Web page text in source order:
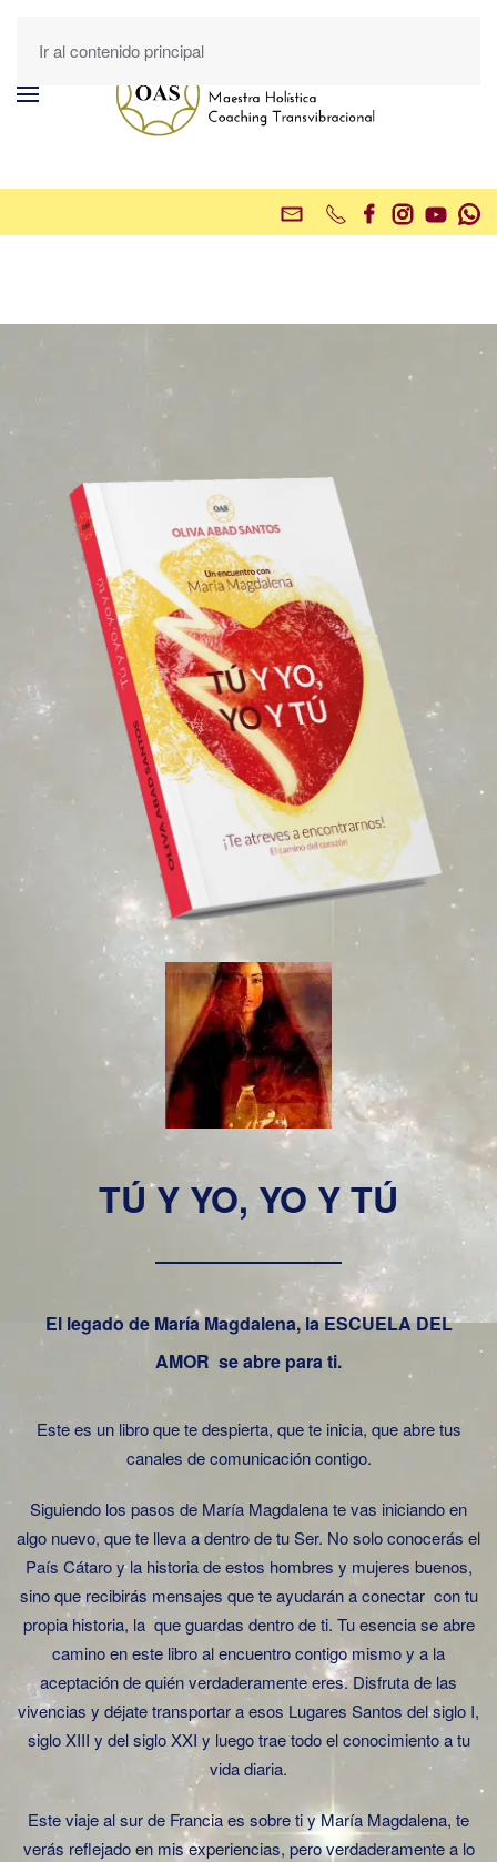
Ir al contenido principal
TÚ Y YO, YO Y TÚ
El legado de María Magdalena, la ESCUELA DEL
AMOR se abre para ti.
Este es un libro que te despierta, que te inicia, que abre tus
canales de comunicación contigo.
Siguiendo los pasos de María Magdalena te vas iniciando en
algo nuevo, que te lleva a dentro de tu Ser. No solo conocerás el
País Cátaro y la historia de estos hombres y mujeres buenos,
sino que recibirás mensajes que te ayudarán a conectar con tu
propia historia, la que guardas dentro de ti. Tu esencia se abre
camino en este libro al encuentro contigo mismo y a la
aceptación de quién verdaderamente eres. Disfruta de las
vivencias y déjate transportar a esos Lugares Santos del siglo I,
siglo XIII y del siglo XXI y luego trae todo el conocimiento a tu
vida diaria.
Este viaje al sur de Francia es sobre ti y María Magdalena, te
verás reflejado en mis experiencias, pero verdaderamente a lo